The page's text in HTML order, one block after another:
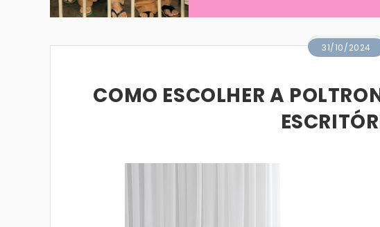
31/10/2024
COMO ESCOLHER A